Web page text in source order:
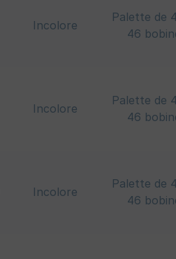
Incolore
Palette de
46
Incolore
Palette de
46
Incolore
Palette de
46